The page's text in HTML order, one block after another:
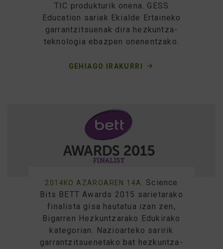
TIC produkturik onena. GESS
Education sariak Ekialde Ertaineko
garrantzitsuenak dira hezkuntza-
teknologia ebazpen onenentzako.
GEHIAGO IRAKURRI
2014KO AZAROAREN 14A. Science
Bits BETT Awards 2015 sarietarako
finalista gisa hautatua izan zen,
Bigarren Hezkuntzarako Edukirako
kategorian. Nazioarteko saririk
garrantzitsuenetako bat hezkuntza-